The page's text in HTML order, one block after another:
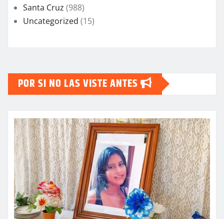
Santa Cruz (988)
Uncategorized (15)
POR SI NO LAS VISTE ANTES